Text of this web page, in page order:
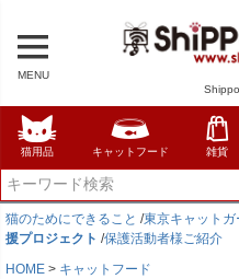
MENU
猫用品 キャットフード 雑貨
猫のためにできること /東京キャット
援プロジェクト /保護活動者様ご紹介
HOME
キャットフード